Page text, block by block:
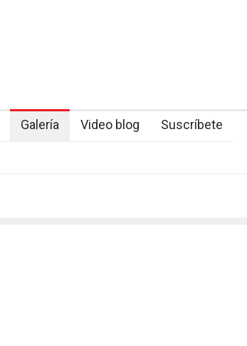
Galería Video blog Suscríbete